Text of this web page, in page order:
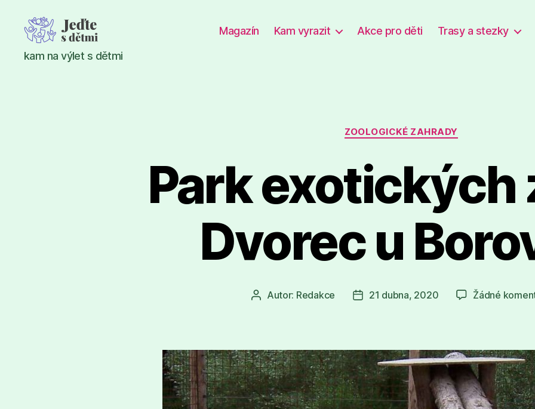
Jeďte
s
kam na výlet s dětmi
Magazín Kam vyrazit Akce pro děti Trasy a stezky
Rubriky
ZOOLOGICKÉ ZAHRADY
Park exotických
Dvorec u
AutorAutor: Redakce
Datum
21 dubna, 2020 Žádné